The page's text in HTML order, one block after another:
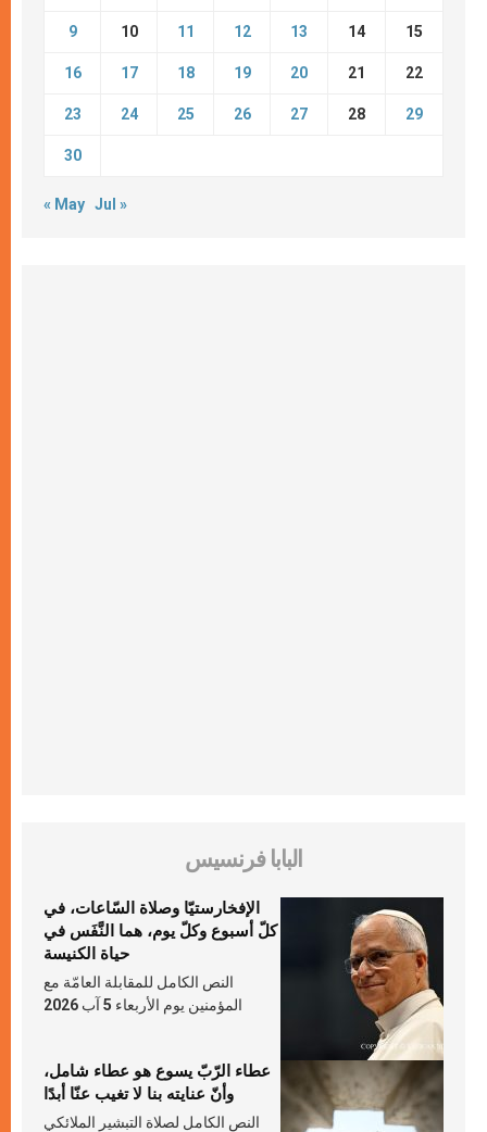
9 10 11 12 13 14 15
16 17 18 19 20 21 22
23 24 25 26 27 28 29
30
« May Jul »
البابا فرنسيس
الإفخارستيّا وصلاة السّاعات، في
كلّ أسبوع وكلّ يوم، هما النَّفَس في
حياة الكنيسة
النص الكامل للمقابلة العامّة مع
المؤمنين يوم الأربعاء 5 آب 2026
عطاء الرّبّ يسوع هو عطاء شامل،
وأنّ عنايته بنا لا تغيب عنّا أبدًا
النص الكامل لصلاة التبشير الملائكي